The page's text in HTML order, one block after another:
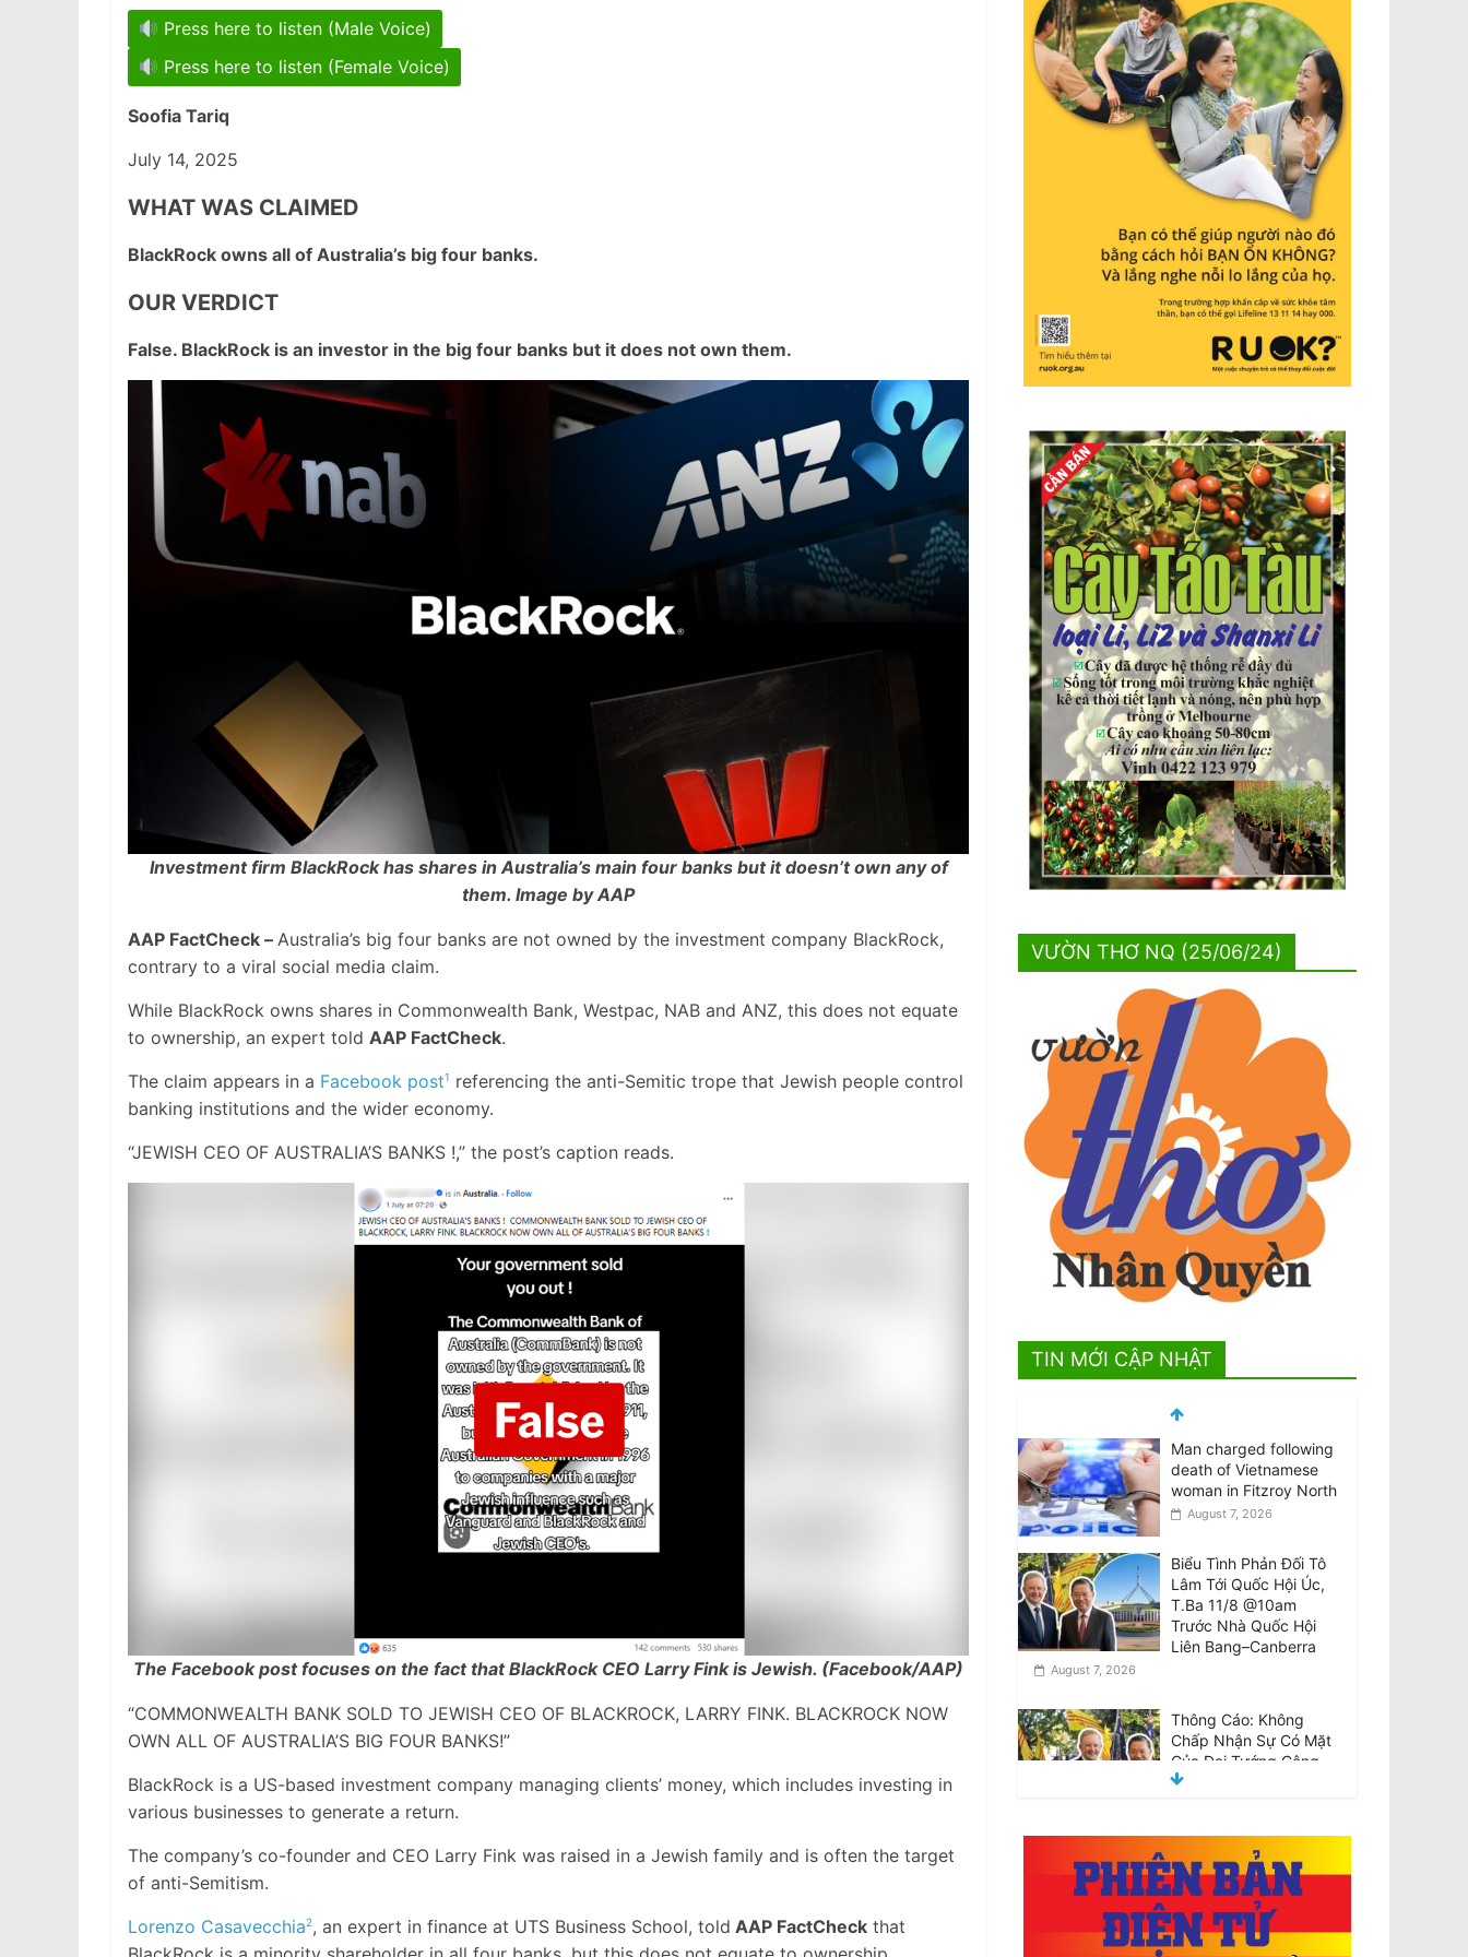
Press here to listen (Male Voice)
Press here to listen (Female Voice)
Soofia Tariq
July 14, 2025
WHAT WAS CLAIMED
BlackRock owns all of Australia’s big four banks.
OUR VERDICT
False. BlackRock is an investor in the big four banks but it does not own them.
Investment firm BlackRock has shares in Australia’s main four banks but it doesn’t own any of
them. Image by AAP
AAP FactCheck – Australia’s big four banks are not owned by the investment company BlackRock,
contrary to a viral social media claim.
While BlackRock owns shares in Commonwealth Bank, Westpac, NAB and ANZ, this does not equate
to ownership, an expert told AAP FactCheck.
The claim appears in a Facebook post1 referencing the anti-Semitic trope that Jewish people control
banking institutions and the wider economy.
“JEWISH CEO OF AUSTRALIA’S BANKS !,” the post’s caption reads.
The Facebook post focuses on the fact that BlackRock CEO Larry Fink is Jewish. (Facebook/AAP)
“COMMONWEALTH BANK SOLD TO JEWISH CEO OF BLACKROCK, LARRY FINK. BLACKROCK NOW
OWN ALL OF AUSTRALIA’S BIG FOUR BANKS!”
BlackRock is a US-based investment company managing clients’ money, which includes investing in
various businesses to generate a return.
The company’s co-founder and CEO Larry Fink was raised in a Jewish family and is often the target
of anti-Semitism.
Lorenzo Casavecchia2, an expert in finance at UTS Business School, told AAP FactCheck that
VƯỜN THƠ NQ (25/06/24)
TIN MỚI CẬP NHẬT
Man charged following
death of Vietnamese
woman in Fitzroy North
August 7, 2026
Biểu Tình Phản Đối Tô
Lâm Tới Quốc Hội Úc,
T.Ba 11/8 @10am
Trước Nhà Quốc Hội
Liên Bang–Canberra
August 7, 2026
Thông Cáo: Không
Chấp Nhận Sự Có Mặt
Của Đại Tướng Công
An –Tổng Bí Thư Kiêm
Announcement:
Objection to the Visit of
General of Public